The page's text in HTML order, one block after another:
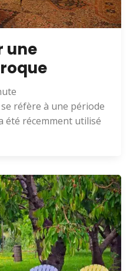
une
réfère à une période
été récemment utilisé